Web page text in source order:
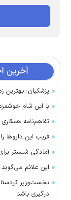
آخرین
پزشکیان: بهترین
با این شام
تفاهم‌نامه
فریب این دارو‌ها
آمادگی شبستر
این علائم
نخست‌وزیر
درگیری باشد